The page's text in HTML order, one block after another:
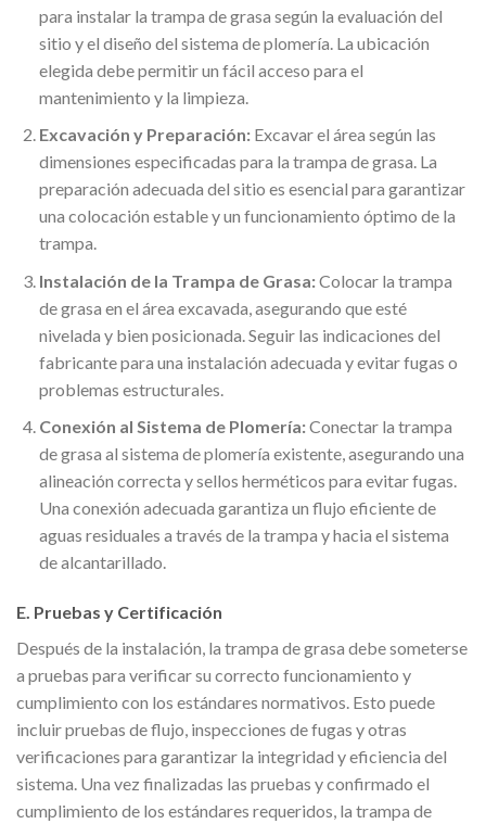
para instalar la trampa de grasa según la evaluación del
sitio y el diseño del sistema de plomería. La ubicación
elegida debe permitir un fácil acceso para el
mantenimiento y la limpieza.
Excavación y Preparación:Excavar el área según las
dimensiones especificadas para la trampa de grasa. La
preparación adecuada del sitio es esencial para garantizar
una colocación estable y un funcionamiento óptimo de la
trampa.
Instalación de la Trampa de Grasa:Colocar la trampa
de grasa en el área excavada, asegurando que esté
nivelada y bien posicionada. Seguir las indicaciones del
fabricante para una instalación adecuada y evitar fugas o
problemas estructurales.
Conexión al Sistema de Plomería:Conectar la trampa
de grasa al sistema de plomería existente, asegurando una
alineación correcta y sellos herméticos para evitar fugas.
Una conexión adecuada garantiza un flujo eficiente de
aguas residuales a través de la trampa y hacia el sistema
de alcantarillado.
E. Pruebas y Certificación
Después de la instalación, la trampa de grasa debe someterse
a pruebas para verificar su correcto funcionamiento y
cumplimiento con los estándares normativos. Esto puede
incluir pruebas de flujo, inspecciones de fugas y otras
verificaciones para garantizar la integridad y eficiencia del
sistema. Una vez finalizadas las pruebas y confirmado el
cumplimiento de los estándares requeridos, la trampa de